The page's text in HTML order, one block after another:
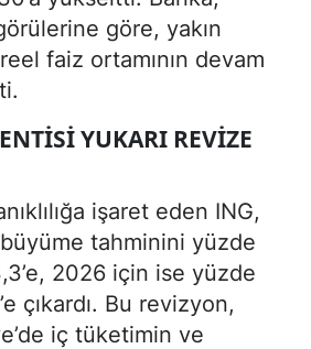
göre, yakın
faiz ortamının devam
YUKARI REVIZE
işaret eden ING,
büyüme tahminini yüzde
2026 için ise yüzde
çıkardı. Bu revizyon,
iç tüketimin ve